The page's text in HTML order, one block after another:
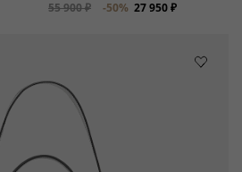
55 900 ₽ -50% 27 950 ₽